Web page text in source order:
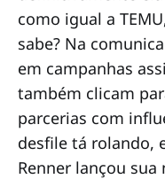
como igual a
sabe? Na
em campanhas
também clicam
parcerias com
desfile tá rolando,
Renner lançou